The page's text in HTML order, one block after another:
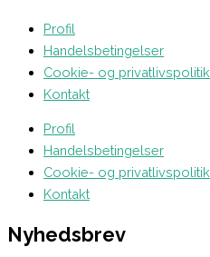
Profil
Handelsbetingelser
Cookie- og privatlivspolitik
Kontakt
Profil
Handelsbetingelser
Cookie- og privatlivspolitik
Kontakt
Nyhedsbrev